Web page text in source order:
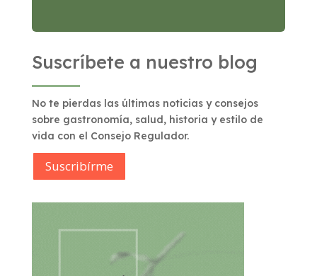
Suscríbete a nuestro blog
No te pierdas las últimas noticias y consejos
sobre gastronomía, salud, historia y estilo de
vida con el Consejo Regulador.
Suscribírme